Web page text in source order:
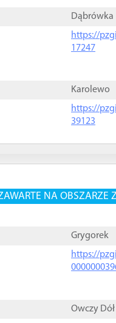
Dąbrówka
https://
17247
Karolewo
https://
39123
NA OBSZARZE
Grygorek
https://
Owczy Dół